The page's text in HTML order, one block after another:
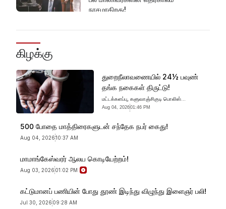
நாசமாகிறது!
தமிழர் பகுதிகளில் ஏன் இவ்வாறு
நடக்கிறது?
செம்மறி என்று கூறுவது பிழை!
கிழக்கு
துறைநீலாவணையில் 24½ பவுண்
தங்க நகைகள் திருட்டு!
மட்டக்களப்பு, களுவாஞ்சிகுடி பொலிஸ்
பிரிவுக்குட்பட்ட துறைநீலாவணை கிராமத்தில் உள்ள
வீடொன்றிலிருந்து தாலிக்கொடி, கைவளையல்கள்,
தங்க நகைகள் திருடப்பட்ட சம்பவம் தொடர்பாகச்
Aug 04, 202601:46 PM
500 போதை மாத்திரைகளுடன் சந்தேக நபர் கைது!
Aug 04, 202610:37 AM
மாமாங்கேஸ்வரர் ஆலய கொடியேற்றம்!
Aug 03, 2026 01:02 PM
கட்டுமானப் பணியின் போது தூண் இடிந்து விழுந்து இளைஞர் பலி!
Jul 30, 2026 09:28 AM